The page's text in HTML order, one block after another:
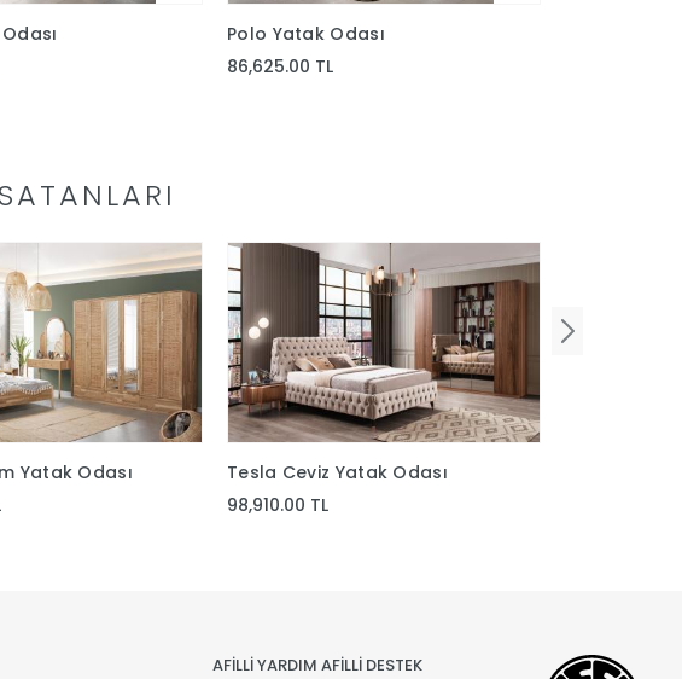
Polo Yatak Odası
86,625.00 TL
Yatak Odası
Tesla Ceviz Yatak Odası
98,910.00 TL
AFİLLİ YARDIM AFİLLİ DESTEK